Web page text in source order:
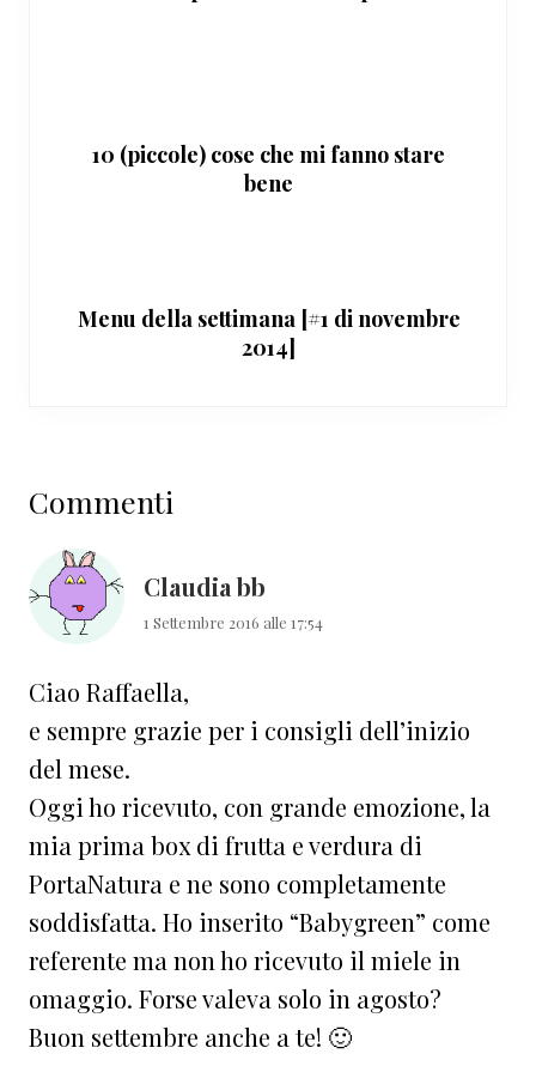
10 (piccole) cose che mi fanno stare
bene
Menu della settimana [#1 di novembre
2014]
del
lettore
Commenti
Claudia bb
1 Settembre 2016 alle 17:54
Ciao Raffaella,
e sempre grazie per i consigli dell’inizio
del mese.
Oggi ho ricevuto, con grande emozione, la
mia prima box di frutta e verdura di
PortaNatura e ne sono completamente
soddisfatta. Ho inserito “Babygreen” come
referente ma non ho ricevuto il miele in
omaggio. Forse valeva solo in agosto?
Buon settembre anche a te! 🙂